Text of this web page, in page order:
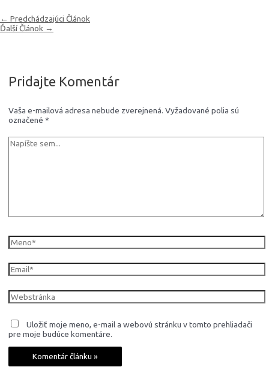
Navigácia
v
← Predchádzajúci Článok
Ďalší Článok →
Pridajte Komentár
Vaša e-mailová adresa nebude zverejnená. Vyžadované polia sú
označené *
Napíšte
sem...
Meno*
Email*
Webstránka
Uložiť moje meno, e-mail a webovú stránku v tomto prehliadači
pre moje budúce komentáre.